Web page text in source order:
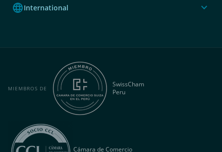
languageInternational expand_more
MIEMBROS DE
SwissCham
Peru
Cámara de Comercio